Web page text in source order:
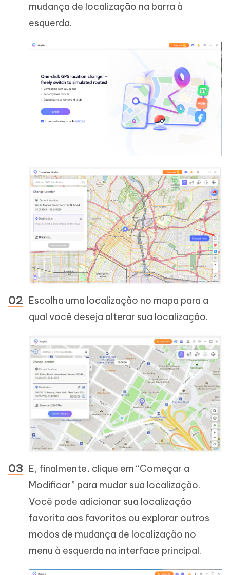
mudança de localização na barra à
esquerda.
Escolha uma localização no mapa para a
qual você deseja alterar sua localização.
E, finalmente, clique em “Começar a
Modificar” para mudar sua localização.
Você pode adicionar sua localização
favorita aos favoritos ou explorar outros
modos de mudança de localização no
menu à esquerda na interface principal.